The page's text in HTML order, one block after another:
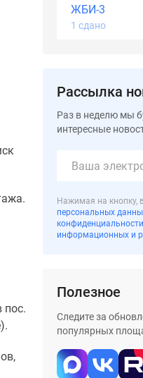
пос.
ЖБИ-3
1 сдано
Рассылка
Раз в неделю мы
интересные
Нажимая на кнопку,
персональных
конфиденциальности
информационных и
Полезное
Следите за
популярных